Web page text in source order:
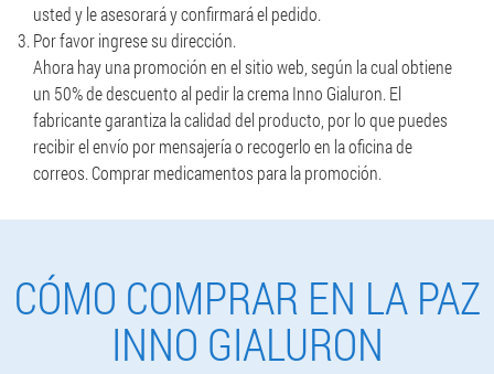
usted y le asesorará y confirmará el pedido.
Por favor ingrese su dirección.
Ahora hay una promoción en el sitio web, según la cual obtiene
un 50% de descuento al pedir la crema Inno Gialuron. El
fabricante garantiza la calidad del producto, por lo que puedes
recibir el envío por mensajería o recogerlo en la oficina de
correos. Comprar medicamentos para la promoción.
CÓMO COMPRAR EN LA PAZ
INNO GIALURON